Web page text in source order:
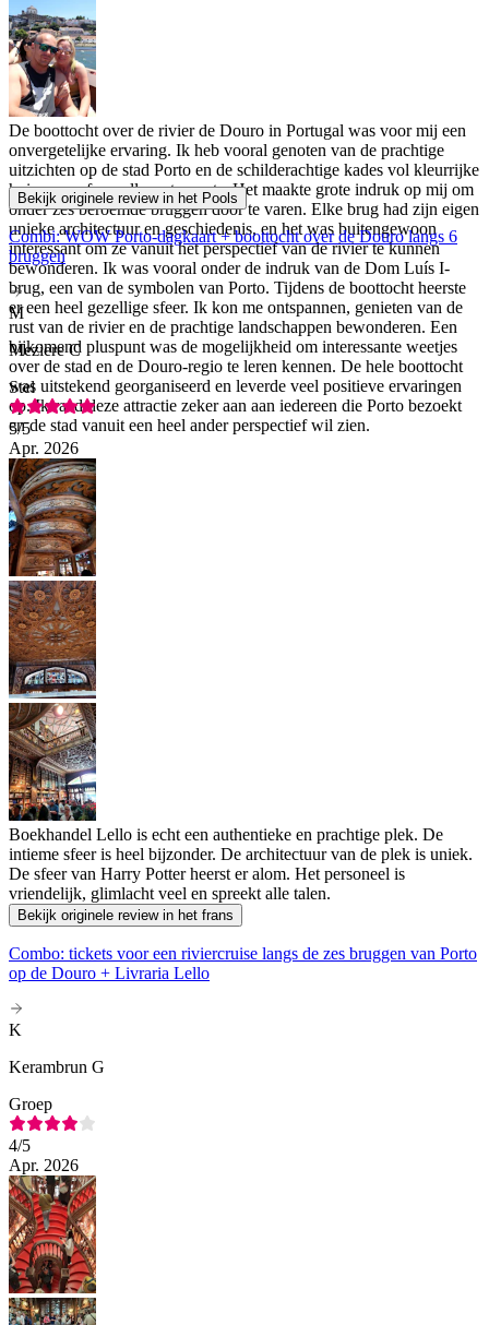
De boottocht over de rivier de Douro in Portugal was voor mij een
onvergetelijke ervaring. Ik heb vooral genoten van de prachtige
uitzichten op de stad Porto en de schilderachtige kades vol kleurrijke
huizen en sfeervolle restaurants. Het maakte grote indruk op mij om
onder zes beroemde bruggen door te varen. Elke brug had zijn eigen
unieke architectuur en geschiedenis, en het was buitengewoon
interessant om ze vanuit het perspectief van de rivier te kunnen
bewonderen. Ik was vooral onder de indruk van de Dom Luís I-
brug, een van de symbolen van Porto. Tijdens de boottocht heerste
er een heel gezellige sfeer. Ik kon me ontspannen, genieten van de
rust van de rivier en de prachtige landschappen bewonderen. Een
bijkomend pluspunt was de mogelijkheid om interessante weetjes
over de stad en de Douro-regio te leren kennen. De hele boottocht
was uitstekend georganiseerd en leverde veel positieve ervaringen
op. Ik raad deze attractie zeker aan aan iedereen die Porto bezoekt
en de stad vanuit een heel ander perspectief wil zien.
Bekijk originele review in het Pools
Combi: WOW Porto-dagkaart + boottocht over de Douro langs 6
bruggen
M
Meziere C
Stel
5/5
Apr. 2026
Boekhandel Lello is echt een authentieke en prachtige plek. De
intieme sfeer is heel bijzonder. De architectuur van de plek is uniek.
De sfeer van Harry Potter heerst er alom. Het personeel is
vriendelijk, glimlacht veel en spreekt alle talen.
Bekijk originele review in het frans
Combo: tickets voor een riviercruise langs de zes bruggen van Porto
op de Douro + Livraria Lello
K
Kerambrun G
Groep
4/5
Apr. 2026